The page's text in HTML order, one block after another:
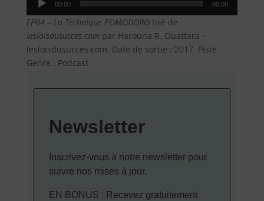
audio
00:00 00:00
EP04 – La Technique POMODOROtiré de
lesloisdusucces.com par Harouna R. Ouattara –
lesloisdusucces.com. Date de sortie : 2017. Piste .
Genre : Podcast
Newsletter
Inscrivez-vous à notre newsletter pour
suivre nos mises à jour.
EN BONUS : Recevez gratuitement